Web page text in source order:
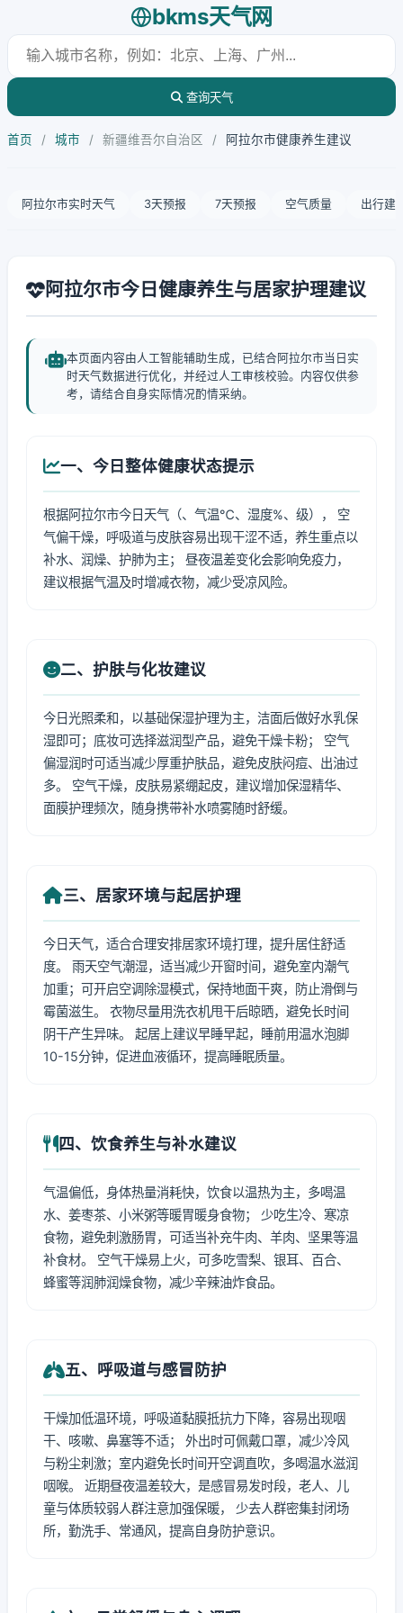
bkms天气网
查询天气
首页 / 城市 / 新疆维吾尔自治区 / 阿拉尔市健康养生建议
阿拉尔市实时天气 3天预报 7天预报 空气质量 出行建
阿拉尔市今日健康养生与居家护理建议
本页面内容由人工智能辅助生成，已结合阿拉尔市当日实
时天气数据进行优化，并经过人工审核校验。内容仅供参
考，请结合自身实际情况酌情采纳。
一、今日整体健康状态提示
根据阿拉尔市今日天气（、气温℃、湿度%、级）， 空
气偏干燥，呼吸道与皮肤容易出现干涩不适，养生重点以
补水、润燥、护肺为主； 昼夜温差变化会影响免疫力，
建议根据气温及时增减衣物，减少受凉风险。
二、护肤与化妆建议
今日光照柔和，以基础保湿护理为主，洁面后做好水乳保
湿即可；底妆可选择滋润型产品，避免干燥卡粉； 空气
偏湿润时可适当减少厚重护肤品，避免皮肤闷痘、出油过
多。 空气干燥，皮肤易紧绷起皮，建议增加保湿精华、
面膜护理频次，随身携带补水喷雾随时舒缓。
三、居家环境与起居护理
今日天气，适合合理安排居家环境打理，提升居住舒适
度。 雨天空气潮湿，适当减少开窗时间，避免室内潮气
加重；可开启空调除湿模式，保持地面干爽，防止滑倒与
霉菌滋生。 衣物尽量用洗衣机甩干后晾晒，避免长时间
阴干产生异味。 起居上建议早睡早起，睡前用温水泡脚
10-15分钟，促进血液循环，提高睡眠质量。
四、饮食养生与补水建议
气温偏低，身体热量消耗快，饮食以温热为主，多喝温
水、姜枣茶、小米粥等暖胃暖身食物； 少吃生冷、寒凉
食物，避免刺激肠胃，可适当补充牛肉、羊肉、坚果等温
补食材。 空气干燥易上火，可多吃雪梨、银耳、百合、
蜂蜜等润肺润燥食物，减少辛辣油炸食品。
五、呼吸道与感冒防护
干燥加低温环境，呼吸道黏膜抵抗力下降，容易出现咽
干、咳嗽、鼻塞等不适； 外出时可佩戴口罩，减少冷风
与粉尘刺激；室内避免长时间开空调直吹，多喝温水滋润
咽喉。 近期昼夜温差较大，是感冒易发时段，老人、儿
童与体质较弱人群注意加强保暖， 少去人群密集封闭场
所，勤洗手、常通风，提高自身防护意识。